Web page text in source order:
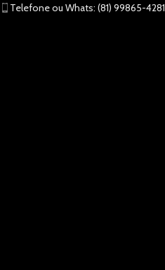
Telefone ou Whats: (81) 99865-4281